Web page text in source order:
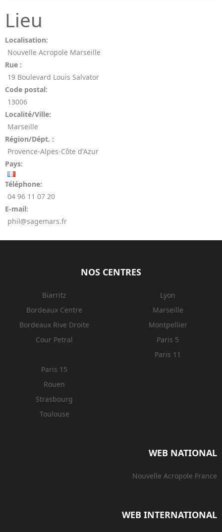
Lieu
Localisation:
Nouvelle Acropole Marseille
Rue :
19 Boulevard Louis Salvator
Code postal:
13006
Localité/Ville:
Marseille
Région/Dépt. :
Provence-Alpes-Côte d'Azur
Pays:
Téléphone:
04 96 11 07 20
E-mail:
phil@sagemars.fr
NOS CENTRES
Biarritz
Bordeaux Centre
Bordeaux Rive Droite
Cour Petral
Lyon
Marseille
Montpellier
Paris 5
Paris 11
Paris 15
Rouen
Strasbourg
Toulouse
WEB NATIONAL
Nouvelle Acropole France
WEB INTERNATIONAL